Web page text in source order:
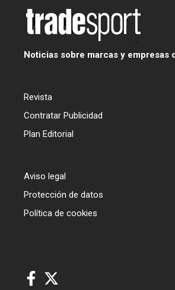
Noticias sobre marcas y empresas
Revista
Contratar Publicidad
Plan Editorial
Aviso legal
Protección de datos
Política de cookies